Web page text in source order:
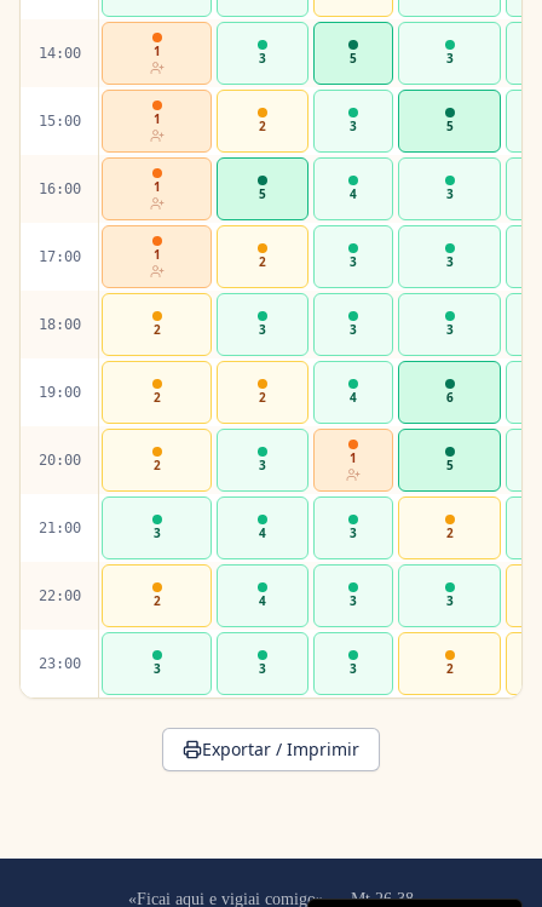
14:00 1 3 5 3
15:00 1 2 3 5
16:00 1 5 4 3
17:00 1 2 3 3
18:00 2 3 3 3
19:00 2 2 4 6
20:00 2 3 1 5
21:00 3 4 3 2
22:00 2 4 3 3
23:00 3 3 3 2
Exportar / Imprimir
«Ficai aqui e vigiai comigo» — Mt 26,38